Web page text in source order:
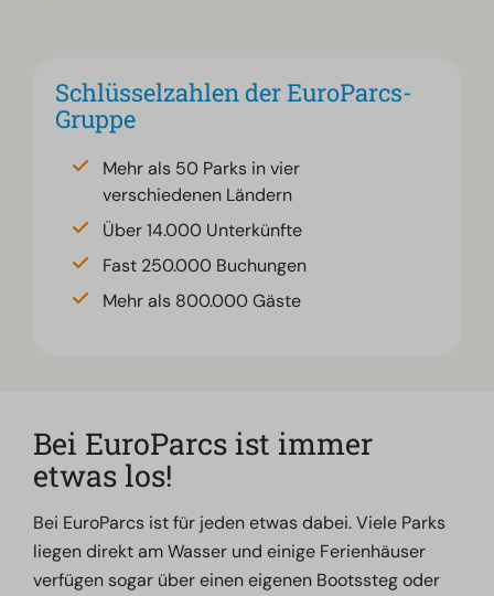
Schlüsselzahlen der EuroParcs-
Gruppe
Mehr als 50 Parks in vier
verschiedenen Ländern
Über 14.000 Unterkünfte
Fast 250.000 Buchungen
Mehr als 800.000 Gäste
Bei EuroParcs ist immer
etwas los!
Bei EuroParcs ist für jeden etwas dabei. Viele Parks
liegen direkt am Wasser und einige Ferienhäuser
verfügen sogar über einen eigenen Bootssteg oder